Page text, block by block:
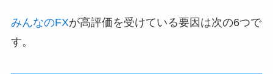
みんなのFXが高評価を受けている要因は次の6つで
す。